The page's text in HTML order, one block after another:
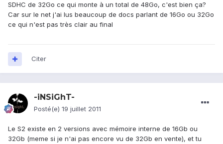
SDHC de 32Go ce qui monte à un total de 48Go, c'est bien ça?
Car sur le net j'ai lus beaucoup de docs parlant de 16Go ou 32Go
ce qui n'est pas très clair au final
Citer
-iNSiGhT-
Posté(e) 19 juillet 2011
Le S2 existe en 2 versions avec mémoire interne de 16Gb ou
32Gb (meme si je n'ai pas encore vu de 32Gb en vente), et tu